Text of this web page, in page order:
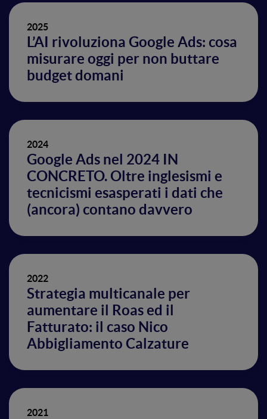
2025
L’AI rivoluziona Google Ads: cosa
misurare oggi per non buttare
budget domani
2024
Google Ads nel 2024 IN
CONCRETO. Oltre inglesismi e
tecnicismi esasperati i dati che
(ancora) contano davvero
2022
Strategia multicanale per
aumentare il Roas ed il
Fatturato: il caso Nico
Abbigliamento Calzature
2021